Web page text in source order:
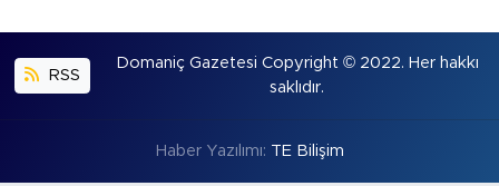
RSS
Domaniç Gazetesi Copyright © 2022. Her hakkı
saklıdır.
Haber Yazılımı: TE Bilişim